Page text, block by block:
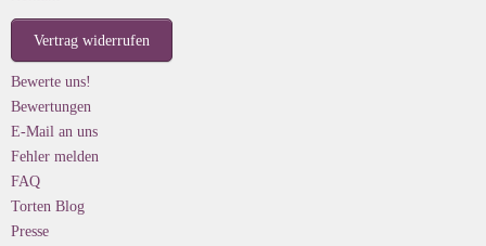
Vertrag widerrufen
Bewerte uns!
Bewertungen
E-Mail an uns
Fehler melden
FAQ
Torten Blog
Presse